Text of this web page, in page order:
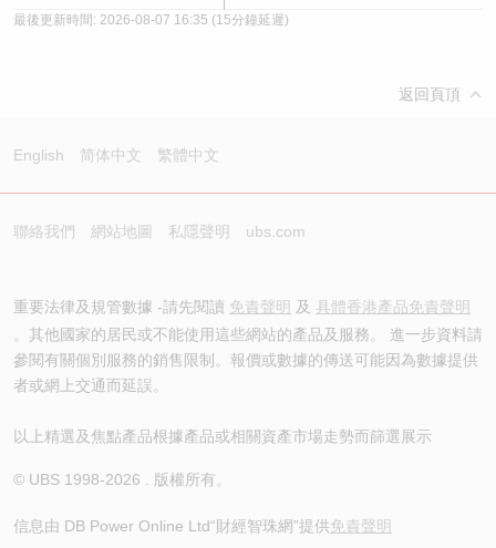
最後更新時間: 2026-08-07 16:35 (15分鐘延遲)
返回頁頂
English 简体中文 繁體中文
聯絡我們 網站地圖 私隱聲明 ubs.com
重要法律及規管數據 -請先閱讀 免責聲明 及 具體香港產品免責聲明
。其他國家的居民或不能使用這些網站的產品及服務。 進一步資料請
參閱有關個別服務的銷售限制。報價或數據的傳送可能因為數據提供
者或網上交通而延誤。
以上精選及焦點產品根據產品或相關資產市場走勢而篩選展示
© UBS 1998-2026 . 版權所有。
信息由 DB Power Online Ltd“財經智珠網”提供免責聲明